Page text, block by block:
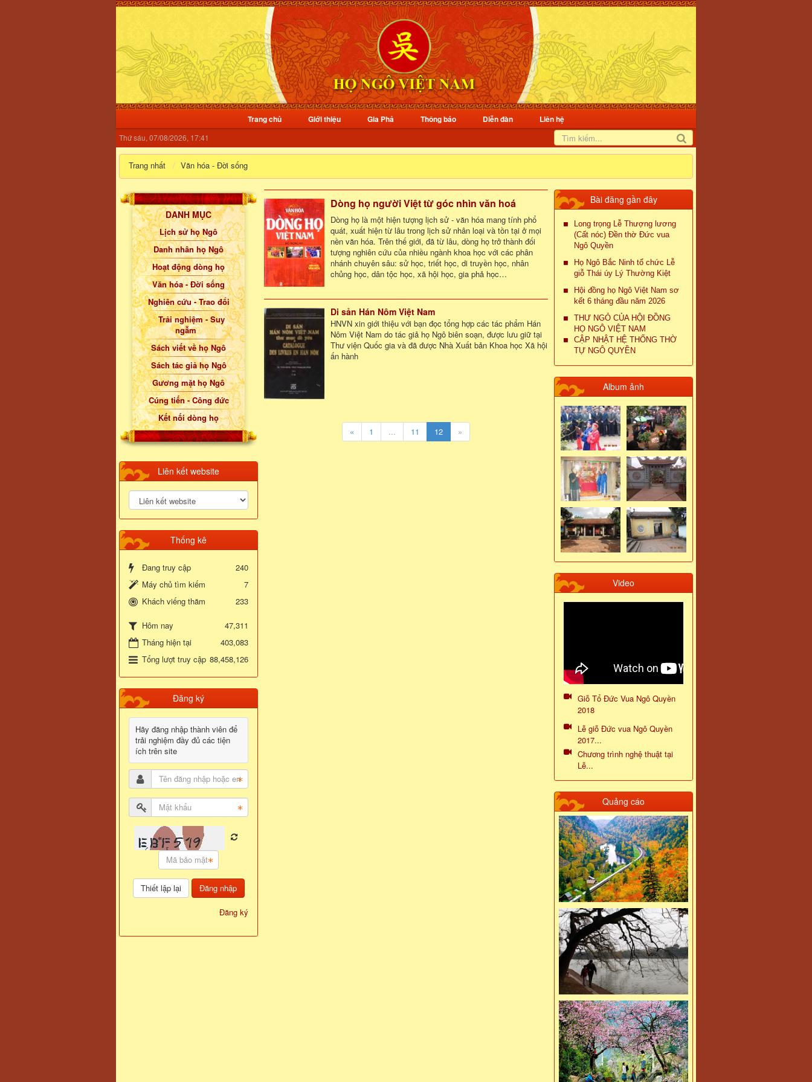
Trang chủ Giới thiệu Gia Phả Thông báo Diễn đàn Liên hệ
Thứ sáu, 07/08/2026, 17:41
Trang nhất Văn hóa - Đời sống
Dòng họ người Việt từ góc nhìn văn hoá
Dòng họ là một hiện tượng lịch sử - văn hóa mang tính phổ
quát, xuất hiện từ lâu trong lịch sử nhân loại và tồn tại ở mọi
nền văn hóa. Trên thế giới, đã từ lâu, dòng họ trở thành đối
tượng nghiên cứu của nhiều ngành khoa học với các phân
nhánh chuyên sâu: sử học, triết học, di truyền học, nhân
chủng học, dân tộc học, xã hội học, gia phả học…
Di sản Hán Nôm Việt Nam
HNVN xin giới thiệu với bạn đọc tổng hợp các tác phẩm Hán
Nôm Việt Nam do tác giả họ Ngô biên soạn, được lưu giữ tại
Thư viện Quốc gia và đã được Nhà Xuất bản Khoa học Xã hội
ấn hành
« 1 ... 11 12 »
Bài đăng gần đây
Long trọng Lễ Thượng lương
(Cất nóc) Đền thờ Đức vua
Ngô Quyền
Họ Ngô Bắc Ninh tổ chức Lễ
giỗ Thái úy Lý Thường Kiệt
Hội đồng họ Ngô Việt Nam sơ
kết 6 tháng đầu năm 2026
THƯ NGỎ CỦA HỘI ĐỒNG
HỌ NGÔ VIỆT NAM
CẬP NHẬT HỆ THỐNG THỜ
TỰ NGÔ QUYỀN
Album ảnh
Video
Giỗ Tổ Đức Vua Ngô Quyền
2018
Lễ giỗ Đức vua Ngô Quyền
2017...
Chương trình nghệ thuật tại
Lễ...
Quảng cáo
DANH MỤC
Lịch sử họ Ngô
Danh nhân họ Ngô
Hoạt động dòng họ
Văn hóa - Đời sống
Nghiên cứu - Trao đổi
Trải nghiệm - Suy
ngẫm
Sách viết về họ Ngô
Sách tác giả họ Ngô
Gương mặt họ Ngô
Cúng tiến - Công đức
Kết nối dòng họ
Liên kết website
Thống kê
Đang truy cập
240
Máy chủ tìm kiếm
7
Khách viếng thăm
233
Hôm nay
47,311
Tháng hiện tại
403,083
Tổng lượt truy cập 88,458,126
Đăng ký
Hãy đăng nhập thành viên để
trải nghiệm đầy đủ các tiện
ích trên site
Đăng nhập
Đăng ký